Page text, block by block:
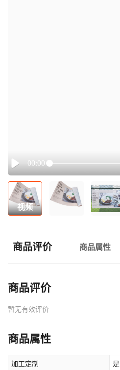
Play
00:00
视频
商品评价 商品属性
商品评价
暂无有效评价
商品属性
加工定制 是